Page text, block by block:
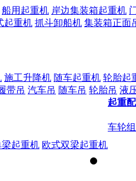
船用起重机 岸边集装箱起重机
起重机 抓斗卸船机 集装箱正面
施工升降机 随车起重机 轮胎起
带吊 汽车吊 随车吊 轮胎吊 液
起重机 欧式双梁起重机
起重
车轮组